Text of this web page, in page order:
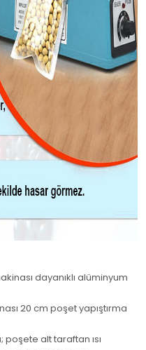
dayanıklı alüminyum
20 cm poşet yapıştırma
poşete alt taraftan ısı